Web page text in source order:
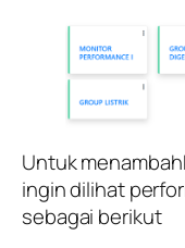
Untuk
ingin dilihat
sebagai berikut